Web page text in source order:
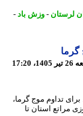
-وزش باد-
موج گرما،
استان تا